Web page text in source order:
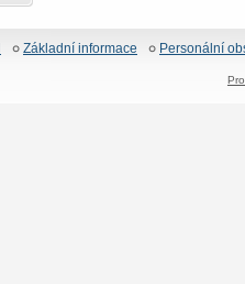
Základní informace Personální